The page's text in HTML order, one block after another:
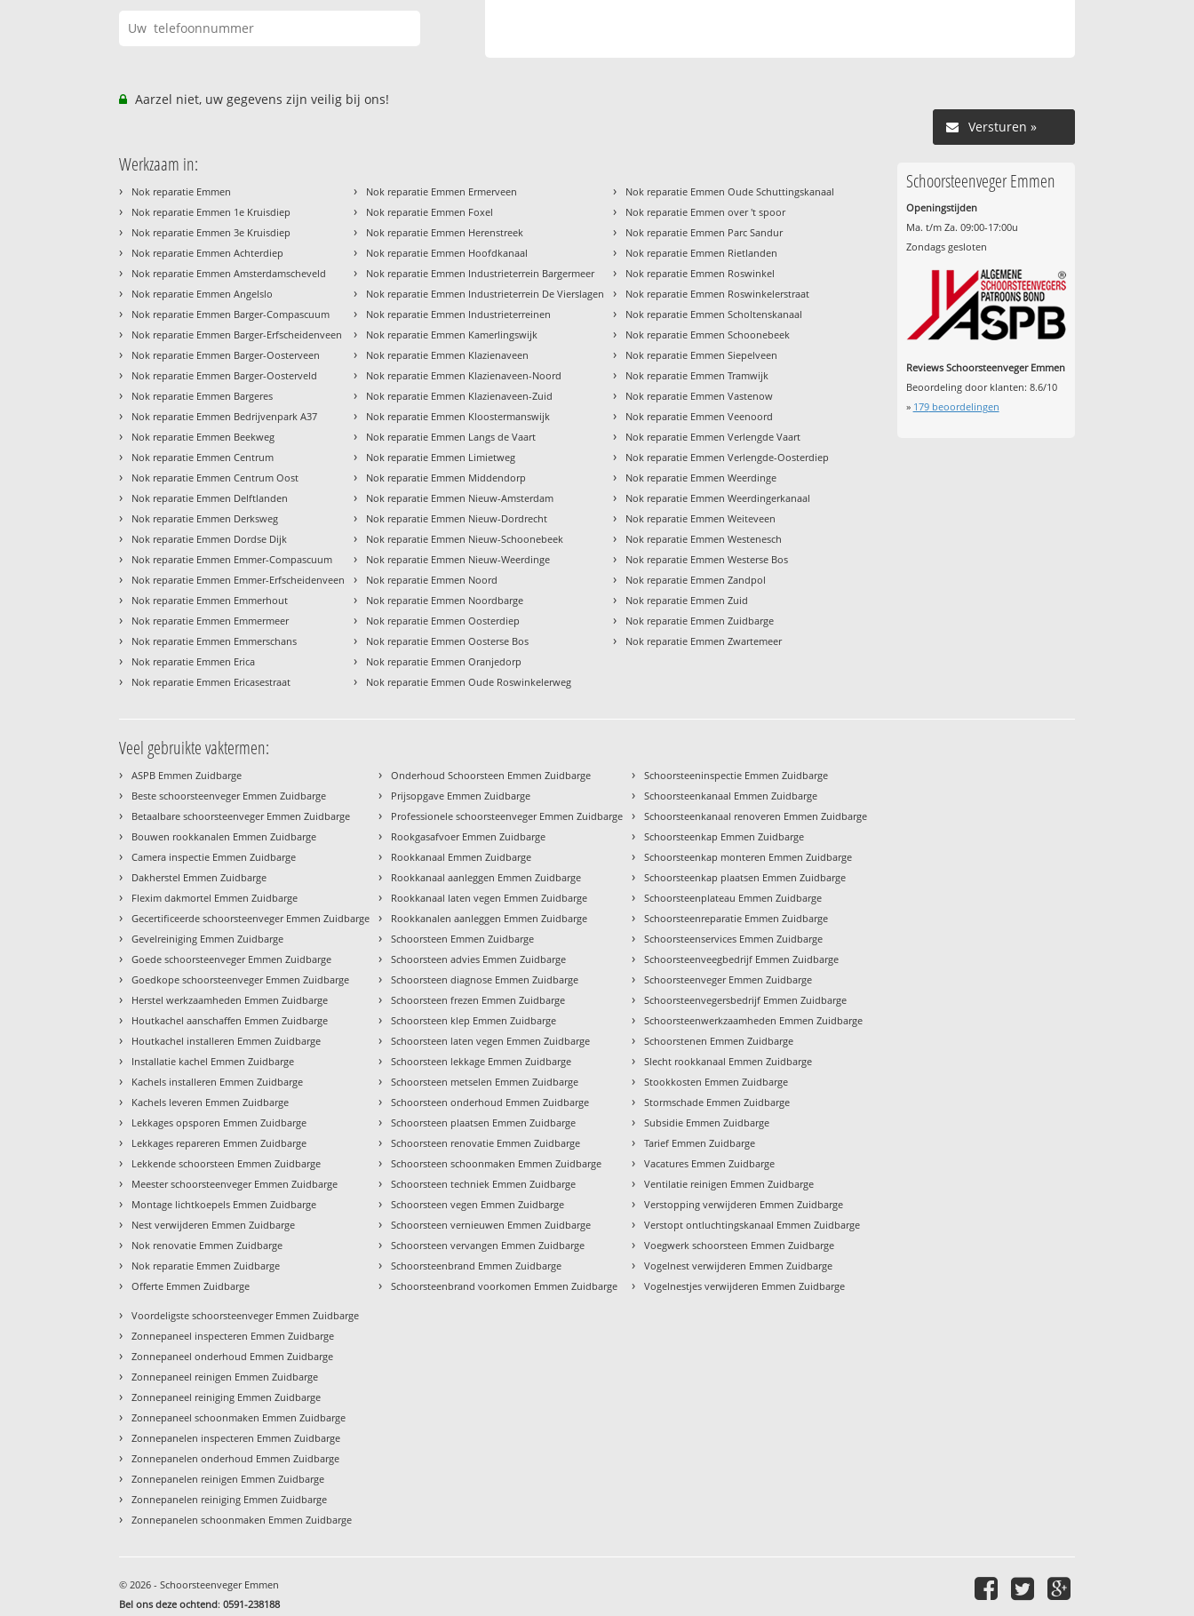
Aarzel niet, uw gegevens zijn veilig bij ons!
Versturen »
Werkzaam in:
› Nok reparatie Emmen
› Nok reparatie Emmen 1e Kruisdiep
› Nok reparatie Emmen 3e Kruisdiep
› Nok reparatie Emmen Achterdiep
› Nok reparatie Emmen Amsterdamscheveld
› Nok reparatie Emmen Angelslo
› Nok reparatie Emmen Barger-Compascuum
› Nok reparatie Emmen Barger-Erfscheidenveen
› Nok reparatie Emmen Barger-Oosterveen
› Nok reparatie Emmen Barger-Oosterveld
› Nok reparatie Emmen Bargeres
› Nok reparatie Emmen Bedrijvenpark A37
› Nok reparatie Emmen Beekweg
› Nok reparatie Emmen Centrum
› Nok reparatie Emmen Centrum Oost
› Nok reparatie Emmen Delftlanden
› Nok reparatie Emmen Derksweg
› Nok reparatie Emmen Dordse Dijk
› Nok reparatie Emmen Emmer-Compascuum
› Nok reparatie Emmen Emmer-Erfscheidenveen
› Nok reparatie Emmen Emmerhout
› Nok reparatie Emmen Emmermeer
› Nok reparatie Emmen Emmerschans
› Nok reparatie Emmen Erica
› Nok reparatie Emmen Ericasestraat
› Nok reparatie Emmen Ermerveen
› Nok reparatie Emmen Foxel
› Nok reparatie Emmen Herenstreek
› Nok reparatie Emmen Hoofdkanaal
› Nok reparatie Emmen Industrieterrein Bargermeer
› Nok reparatie Emmen Industrieterrein De Vierslagen
› Nok reparatie Emmen Industrieterreinen
› Nok reparatie Emmen Kamerlingswijk
› Nok reparatie Emmen Klazienaveen
› Nok reparatie Emmen Klazienaveen-Noord
› Nok reparatie Emmen Klazienaveen-Zuid
› Nok reparatie Emmen Kloostermanswijk
› Nok reparatie Emmen Langs de Vaart
› Nok reparatie Emmen Limietweg
› Nok reparatie Emmen Middendorp
› Nok reparatie Emmen Nieuw-Amsterdam
› Nok reparatie Emmen Nieuw-Dordrecht
› Nok reparatie Emmen Nieuw-Schoonebeek
› Nok reparatie Emmen Nieuw-Weerdinge
› Nok reparatie Emmen Noord
› Nok reparatie Emmen Noordbarge
› Nok reparatie Emmen Oosterdiep
› Nok reparatie Emmen Oosterse Bos
› Nok reparatie Emmen Oranjedorp
› Nok reparatie Emmen Oude Roswinkelerweg
› Nok reparatie Emmen Oude Schuttingskanaal
› Nok reparatie Emmen over 't spoor
› Nok reparatie Emmen Parc Sandur
› Nok reparatie Emmen Rietlanden
› Nok reparatie Emmen Roswinkel
› Nok reparatie Emmen Roswinkelerstraat
› Nok reparatie Emmen Scholtenskanaal
› Nok reparatie Emmen Schoonebeek
› Nok reparatie Emmen Siepelveen
› Nok reparatie Emmen Tramwijk
› Nok reparatie Emmen Vastenow
› Nok reparatie Emmen Veenoord
› Nok reparatie Emmen Verlengde Vaart
› Nok reparatie Emmen Verlengde-Oosterdiep
› Nok reparatie Emmen Weerdinge
› Nok reparatie Emmen Weerdingerkanaal
› Nok reparatie Emmen Weiteveen
› Nok reparatie Emmen Westenesch
› Nok reparatie Emmen Westerse Bos
› Nok reparatie Emmen Zandpol
› Nok reparatie Emmen Zuid
› Nok reparatie Emmen Zuidbarge
› Nok reparatie Emmen Zwartemeer
Schoorsteenveger Emmen
Openingstijden
Ma. t/m Za. 09:00-17:00u
Zondags gesloten
Reviews Schoorsteenveger Emmen
Beoordeling door klanten: 8.6/10
» 179beoordelingen
Veel gebruikte vaktermen:
› ASPB Emmen Zuidbarge
› Beste schoorsteenveger Emmen Zuidbarge
› Betaalbare schoorsteenveger Emmen Zuidbarge
› Bouwen rookkanalen Emmen Zuidbarge
› Camera inspectie Emmen Zuidbarge
› Dakherstel Emmen Zuidbarge
› Flexim dakmortel Emmen Zuidbarge
› Gecertificeerde schoorsteenveger Emmen Zuidbarge
› Gevelreiniging Emmen Zuidbarge
› Goede schoorsteenveger Emmen Zuidbarge
› Goedkope schoorsteenveger Emmen Zuidbarge
› Herstel werkzaamheden Emmen Zuidbarge
› Houtkachel aanschaffen Emmen Zuidbarge
› Houtkachel installeren Emmen Zuidbarge
› Installatie kachel Emmen Zuidbarge
› Kachels installeren Emmen Zuidbarge
› Kachels leveren Emmen Zuidbarge
› Lekkages opsporen Emmen Zuidbarge
› Lekkages repareren Emmen Zuidbarge
› Lekkende schoorsteen Emmen Zuidbarge
› Meester schoorsteenveger Emmen Zuidbarge
› Montage lichtkoepels Emmen Zuidbarge
› Nest verwijderen Emmen Zuidbarge
› Nok renovatie Emmen Zuidbarge
› Nok reparatie Emmen Zuidbarge
› Offerte Emmen Zuidbarge
› Onderhoud Schoorsteen Emmen Zuidbarge
› Prijsopgave Emmen Zuidbarge
› Professionele schoorsteenveger Emmen Zuidbarge
› Rookgasafvoer Emmen Zuidbarge
› Rookkanaal Emmen Zuidbarge
› Rookkanaal aanleggen Emmen Zuidbarge
› Rookkanaal laten vegen Emmen Zuidbarge
› Rookkanalen aanleggen Emmen Zuidbarge
› Schoorsteen Emmen Zuidbarge
› Schoorsteen advies Emmen Zuidbarge
› Schoorsteen diagnose Emmen Zuidbarge
› Schoorsteen frezen Emmen Zuidbarge
› Schoorsteen klep Emmen Zuidbarge
› Schoorsteen laten vegen Emmen Zuidbarge
› Schoorsteen lekkage Emmen Zuidbarge
› Schoorsteen metselen Emmen Zuidbarge
› Schoorsteen onderhoud Emmen Zuidbarge
› Schoorsteen plaatsen Emmen Zuidbarge
› Schoorsteen renovatie Emmen Zuidbarge
› Schoorsteen schoonmaken Emmen Zuidbarge
› Schoorsteen techniek Emmen Zuidbarge
› Schoorsteen vegen Emmen Zuidbarge
› Schoorsteen vernieuwen Emmen Zuidbarge
› Schoorsteen vervangen Emmen Zuidbarge
› Schoorsteenbrand Emmen Zuidbarge
› Schoorsteenbrand voorkomen Emmen Zuidbarge
› Schoorsteeninspectie Emmen Zuidbarge
› Schoorsteenkanaal Emmen Zuidbarge
› Schoorsteenkanaal renoveren Emmen Zuidbarge
› Schoorsteenkap Emmen Zuidbarge
› Schoorsteenkap monteren Emmen Zuidbarge
› Schoorsteenkap plaatsen Emmen Zuidbarge
› Schoorsteenplateau Emmen Zuidbarge
› Schoorsteenreparatie Emmen Zuidbarge
› Schoorsteenservices Emmen Zuidbarge
› Schoorsteenveegbedrijf Emmen Zuidbarge
› Schoorsteenveger Emmen Zuidbarge
› Schoorsteenvegersbedrijf Emmen Zuidbarge
› Schoorsteenwerkzaamheden Emmen Zuidbarge
› Schoorstenen Emmen Zuidbarge
› Slecht rookkanaal Emmen Zuidbarge
› Stookkosten Emmen Zuidbarge
› Stormschade Emmen Zuidbarge
› Subsidie Emmen Zuidbarge
› Tarief Emmen Zuidbarge
› Vacatures Emmen Zuidbarge
› Ventilatie reinigen Emmen Zuidbarge
› Verstopping verwijderen Emmen Zuidbarge
› Verstopt ontluchtingskanaal Emmen Zuidbarge
› Voegwerk schoorsteen Emmen Zuidbarge
› Vogelnest verwijderen Emmen Zuidbarge
› Vogelnestjes verwijderen Emmen Zuidbarge
› Voordeligste schoorsteenveger Emmen Zuidbarge
› Zonnepaneel inspecteren Emmen Zuidbarge
› Zonnepaneel onderhoud Emmen Zuidbarge
› Zonnepaneel reinigen Emmen Zuidbarge
› Zonnepaneel reiniging Emmen Zuidbarge
› Zonnepaneel schoonmaken Emmen Zuidbarge
› Zonnepanelen inspecteren Emmen Zuidbarge
› Zonnepanelen onderhoud Emmen Zuidbarge
› Zonnepanelen reinigen Emmen Zuidbarge
› Zonnepanelen reiniging Emmen Zuidbarge
› Zonnepanelen schoonmaken Emmen Zuidbarge
© 2026 - Schoorsteenveger Emmen
Bel ons deze ochtend:0591-238188